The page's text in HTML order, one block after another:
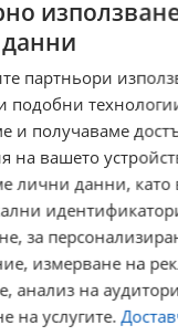
„Дунав“ тепърва
на нов
за тежките
в Google News→
източници→
снимки и
партньори
подобни
и получаваме
на вашето
лични данни, като
за
измерване на
анализ на
на услугите.